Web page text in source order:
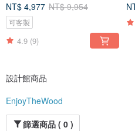
NT$ 4,977 NT$ 9,954
可客製
4.9 (9)
設計館商品
EnjoyTheWood
篩選商品 ( 0 )